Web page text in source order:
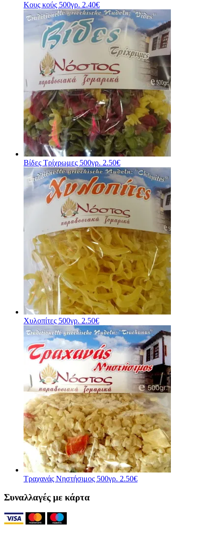
Κους κούς 500γρ. 2.40€
Βίδες Τρίχρωμες 500γρ. 2.50€
Χυλοπίτες 500γρ. 2.50€
Τραχανάς Νηστήσιμος 500γρ. 2.50€
Συναλλαγές με κάρτα